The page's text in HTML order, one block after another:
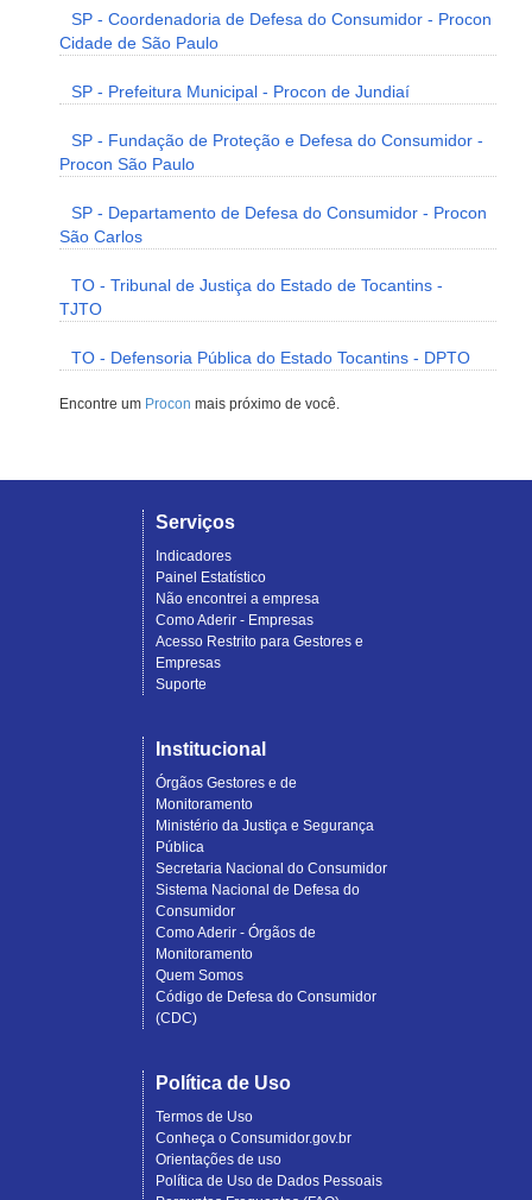
SP - Coordenadoria de Defesa do Consumidor - Procon
Cidade de São Paulo
SP - Prefeitura Municipal - Procon de Jundiaí
SP - Fundação de Proteção e Defesa do Consumidor -
Procon São Paulo
SP - Departamento de Defesa do Consumidor - Procon
São Carlos
TO - Tribunal de Justiça do Estado de Tocantins -
TJTO
TO - Defensoria Pública do Estado Tocantins - DPTO
Encontre um Procon mais próximo de você.
Serviços
Indicadores
Painel Estatístico
Não encontrei a empresa
Como Aderir - Empresas
Acesso Restrito para Gestores e
Empresas
Suporte
Institucional
Órgãos Gestores e de
Monitoramento
Ministério da Justiça e Segurança
Pública
Secretaria Nacional do Consumidor
Sistema Nacional de Defesa do
Consumidor
Como Aderir - Órgãos de
Monitoramento
Quem Somos
Código de Defesa do Consumidor
(CDC)
Política de Uso
Termos de Uso
Conheça o Consumidor.gov.br
Orientações de uso
Política de Uso de Dados Pessoais